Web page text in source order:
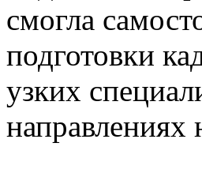
смогла
подготовки
узких
направлениях